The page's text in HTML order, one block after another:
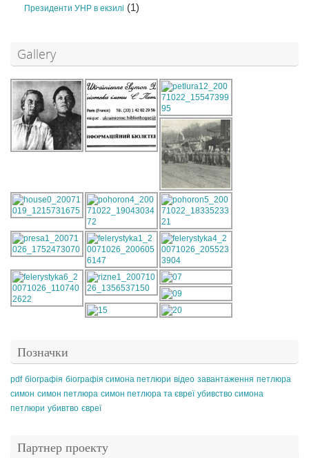
Президенти УНР в екзилі (1)
Gallery
Позначки
pdf біографія біографія симона петлюри відео завантаження петлюра
симон симон петлюра симон петлюра та євреї убивство симона
петлюри убивтво євреї
Партнер проекту